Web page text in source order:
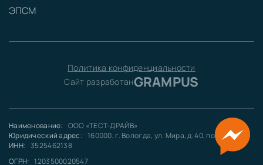
ЭПСМ
Политика конфиденциальности
Сайт разработанGRAMPUS
Наименование: ООО «ТЕСТ-ДРАЙВ»
Юридический адрес: 160000, г. Вологда, ул. Мира, д. 40, пом. 5
ИНН: 3525462138
ОГРН: 1203500020547